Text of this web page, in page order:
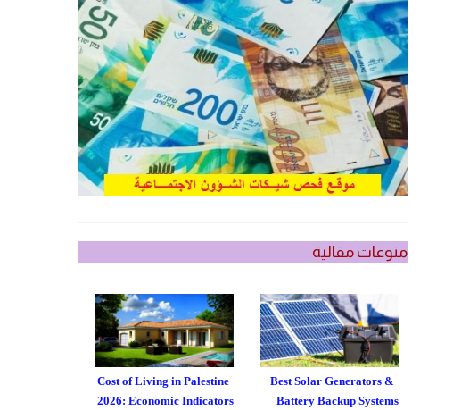
منوعات مقالية
Cost of Living in Palestine
2026: Economic Indicators
Best Solar Generators &
Battery Backup Systems